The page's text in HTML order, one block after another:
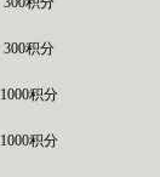
300积分
1000积分
1000积分